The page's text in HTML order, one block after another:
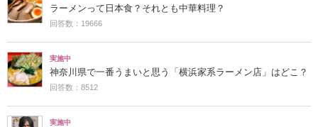
ラーメンって日本食？それとも中華料理？
回答数：19666
実施中
神奈川県で一番うまいと思う「横浜家系ラーメン店」はどこ？
回答数：8512
実施中